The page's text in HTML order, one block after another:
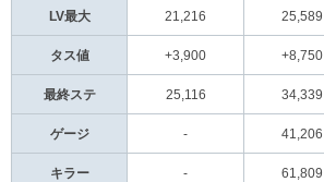
LV最大 21,216 25,589
タス値 +3,900 +8,750
最終ステ 25,116 34,339
ゲージ - 41,206
キラー - 61,809